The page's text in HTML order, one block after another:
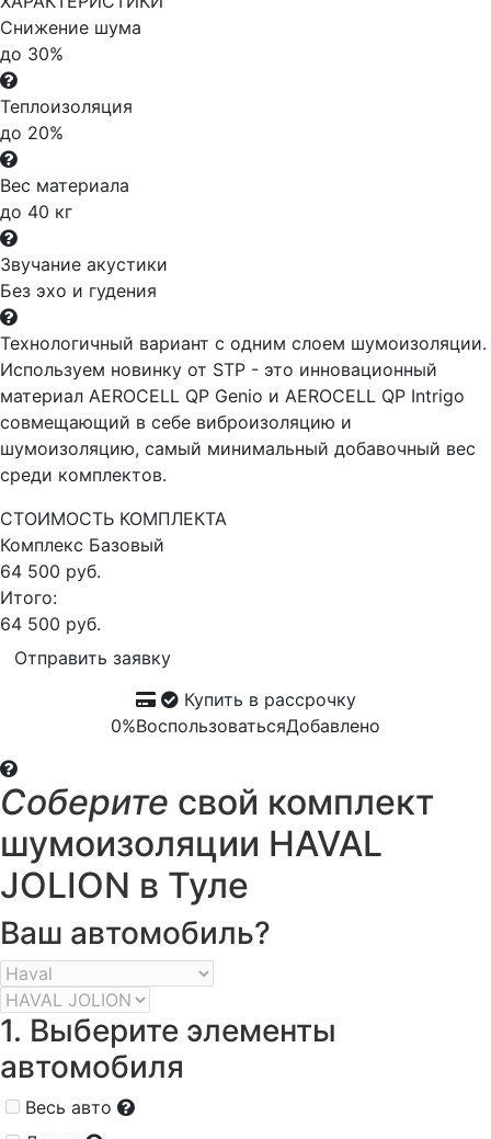
Снижение шума
до 30%
Теплоизоляция
до 20%
Вес материала
до 40 кг
Звучание акустики
Без эхо и гудения
Технологичный вариант с одним слоем шумоизоляции.
Используем новинку от STP - это инновационный
материал AEROCELL QP Genio и AEROCELL QP Intrigo
совмещающий в себе виброизоляцию и
шумоизоляцию, самый минимальный добавочный вес
среди комплектов.
СТОИМОСТЬ КОМПЛЕКТА
Комплекс Базовый
64 500 руб.
Итого:
64 500 руб.
Отправить заявку
Купить в рассрочку
0%ВоспользоватьсяДобавлено
Соберите свой комплект
шумоизоляции HAVAL
JOLION в Туле
Ваш автомобиль?
1. Выберите элементы
автомобиля
Весь авто